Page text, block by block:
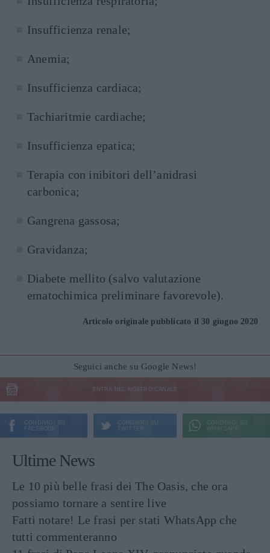
Insufficienza renale;
Anemia;
Insufficienza cardiaca;
Tachiaritmie cardiache;
Insufficienza epatica;
Terapia con inibitori dell’anidrasi
carbonica;
Gangrena gassosa;
Gravidanza;
Diabete mellito (salvo valutazione
ematochimica preliminare favorevole).
Articolo originale pubblicato il 30 giugno 2020
Seguici anche su Google News!
ENTRA NEL NOSTRO CANALE
CONDIVIDI SU
FACEBOOK
CONDIVIDI SU
TWITTER
CONDIVIDI SU
WHATSAPP
Ultime News
Le 10 più belle frasi dei The Oasis, che ora
possiamo tornare a sentire live
Fatti notare! Le frasi per stati WhatsApp che
tutti commenteranno